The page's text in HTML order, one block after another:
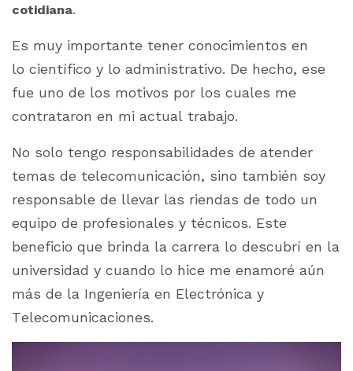
cotidiana.
Es muy importante tener conocimientos en
lo científico y lo administrativo. De hecho, ese
fue uno de los motivos por los cuales me
contrataron en mi actual trabajo.
No solo tengo responsabilidades de atender
temas de telecomunicación, sino también soy
responsable de llevar las riendas de todo un
equipo de profesionales y técnicos. Este
beneficio que brinda la carrera lo descubrí en la
universidad y cuando lo hice me enamoré aún
más de la Ingeniería en Electrónica y
Telecomunicaciones.